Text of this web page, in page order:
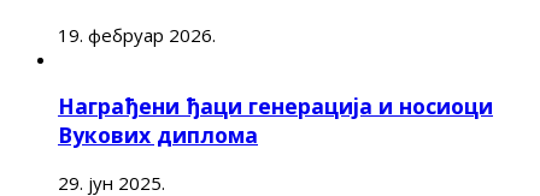
19. фебруар 2026.
Награђени ђаци генерација и носиоци
Вукових диплома
29. јун 2025.